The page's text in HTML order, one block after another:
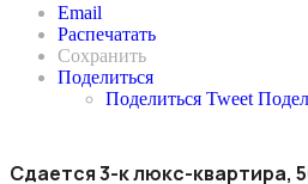
Email
Распечатать
Сохранить
Поделиться
Поделиться Tweet
Сдается 3-к люкс-квартира,